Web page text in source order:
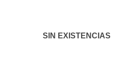
SIN EXISTENCIAS